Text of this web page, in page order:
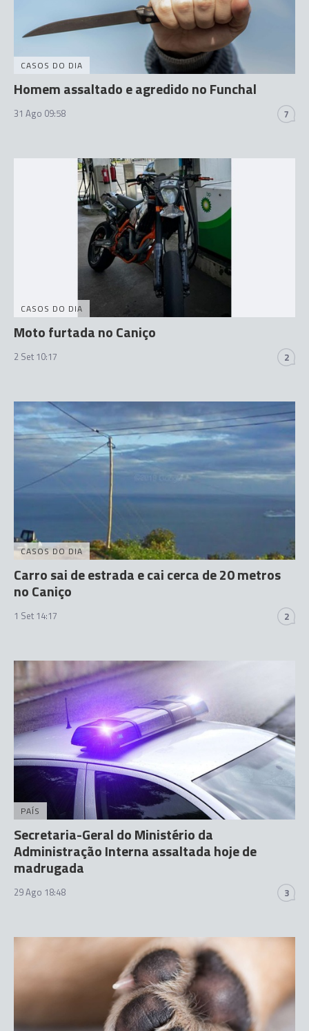
CASOS DO DIA
Homem assaltado e agredido no Funchal
31 Ago 09:58 7
CASOS DO DIA
Moto furtada no Caniço
2 Set 10:17 2
CASOS DO DIA
Carro sai de estrada e cai cerca de 20 metros
no Caniço
1 Set 14:17 2
PAÍS
Secretaria-Geral do Ministério da
Administração Interna assaltada hoje de
madrugada
29 Ago 18:48 3